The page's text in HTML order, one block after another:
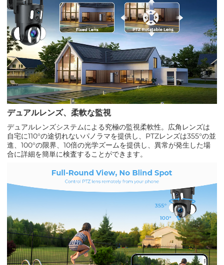
デュアルレンズ、柔軟な監視
デュアルレンズシステムによる究極の監視柔軟性。広角レンズは
自宅に110°の途切れないパノラマを提供し、PTZレンズは355°の並
進、100°の限界、10倍の光学ズームを提供し、異常が発生した場
合に詳細を簡単に検査することができます。